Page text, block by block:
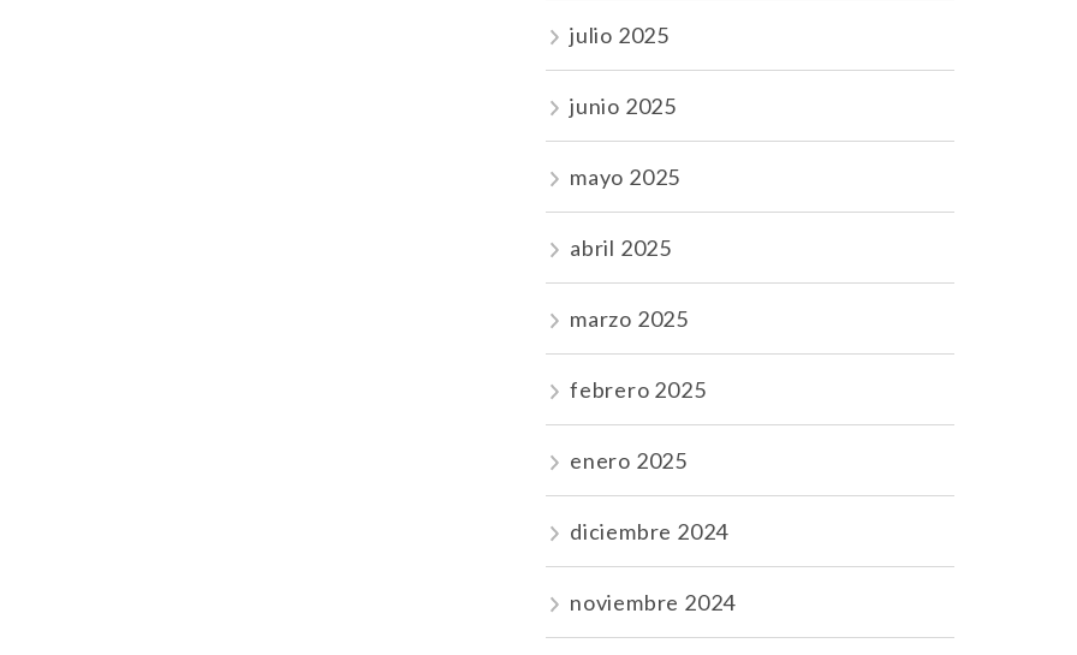
julio 2025
junio 2025
mayo 2025
abril 2025
marzo 2025
febrero 2025
enero 2025
diciembre 2024
noviembre 2024